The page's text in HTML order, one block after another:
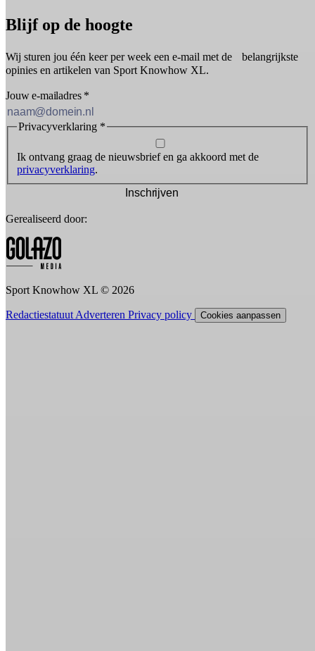
Blijf op de hoogte
Wij sturen jou één keer per week een e-mail met de belangrijkste
opinies en artikelen van Sport Knowhow XL.
Jouw e-mailadres *
Privacyverklaring *
Ik ontvang graag de nieuwsbrief en ga akkoord met de
privacyverklaring.
Inschrijven
Gerealiseerd door:
Sport Knowhow XL © 2026
Redactiestatuut Adverteren Privacy policy Cookies aanpassen